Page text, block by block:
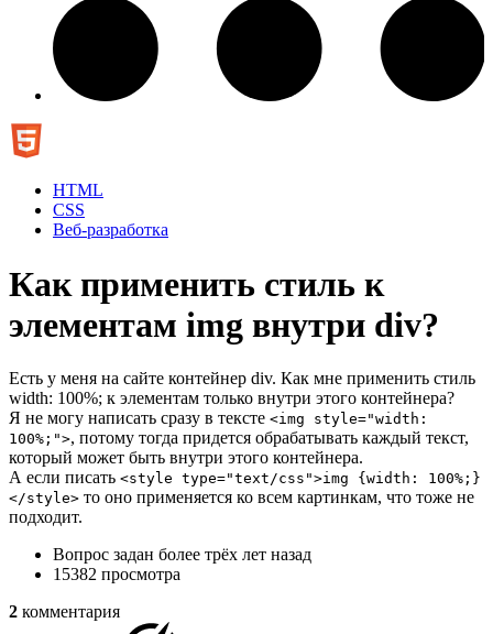
HTML
CSS
Веб-разработка
Как применить стиль к
элементам img внутри div?
Есть у меня на сайте контейнер div. Как мне применить стиль
width: 100%; к элементам только внутри этого контейнера?
Я не могу написать сразу в тексте <img style="width:
100%;">, потому тогда придется обрабатывать каждый текст,
который может быть внутри этого контейнера.
А если писать <style type="text/css">img {width: 100%;}
</style> то оно применяется ко всем картинкам, что тоже не
подходит.
Вопрос задан более трёх лет назад
15382 просмотра
2 комментария